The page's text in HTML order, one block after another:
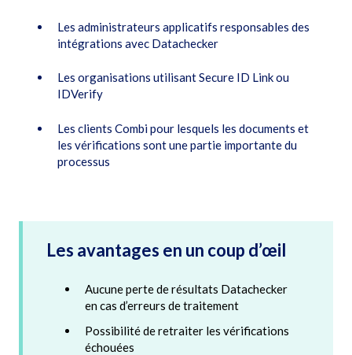
Les administrateurs applicatifs responsables des
intégrations avec Datachecker
Les organisations utilisant Secure ID Link ou
IDVerify
Les clients Combi pour lesquels les documents et
les vérifications sont une partie importante du
processus
Les avantages en un coup d’œil
Aucune perte de résultats Datachecker
en cas d’erreurs de traitement
Possibilité de retraiter les vérifications
échouées